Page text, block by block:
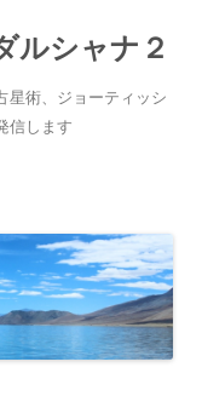
シャナ２
術、ジョーティッシ
信します